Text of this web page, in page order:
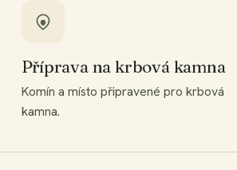
Příprava na krbová kamna
Komín a místo připravené pro krbová
kamna.